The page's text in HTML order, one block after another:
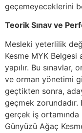
geçemeyeceklerini
Teorik Sınav ve
Mesleki yeterlilik
Kesme MYK
yapılır. Bu
ve orman yönetimi
geçtikten sonra,
geçmek zorundadır.
gerçek iş
Günyüzü Ağaç